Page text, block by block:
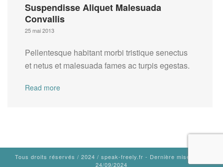
Suspendisse Aliquet Malesuada
Convallis
25 mai 2013
Pellentesque habitant morbi tristique senectus
et netus et malesuada fames ac turpis egestas.
Read more
Tous droits réservés / 2024 / speak-freely.fr - Dernière mise à jour
24/09/2024